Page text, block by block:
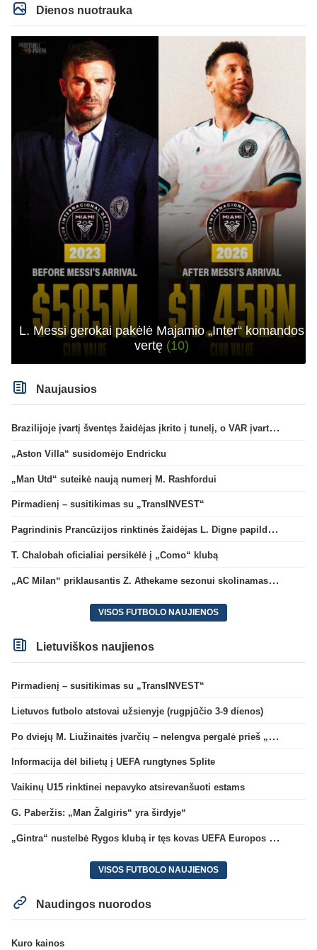
Dienos nuotrauka
L. Messi gerokai pakėlė Majamio „Inter“ komandos
vertę (10)
Naujausios
Brazilijoje įvartį šventęs žaidėjas įkrito į tunelį, o VAR įvartį atšaukė
„Aston Villa“ susidomėjo Endricku
„Man Utd“ suteikė naują numerį M. Rashfordui
Pirmadienį – susitikimas su „TransINVEST“
Pagrindinis Prancūzijos rinktinės žaidėjas L. Digne papildė PSG gretas
T. Chalobah oficialiai persikėlė į „Como“ klubą
„AC Milan“ priklausantis Z. Athekame sezonui skolinamas „Lyon“ ekipai
VISOS FUTBOLO NAUJIENOS
Lietuviškos naujienos
Pirmadienį – susitikimas su „TransINVEST“
Lietuvos futbolo atstovai užsienyje (rugpjūčio 3-9 dienos)
Po dviejų M. Liužinaitės įvarčių – nelengva pergalė prieš „Bangą“
Informacija dėl bilietų į UEFA rungtynes Splite
Vaikinų U15 rinktinei nepavyko atsirevanšuoti estams
G. Paberžis: „Man Žalgiris“ yra širdyje“
„Gintra“ nustelbė Rygos klubą ir tęs kovas UEFA Europos taurės atrankoje
VISOS FUTBOLO NAUJIENOS
Naudingos nuorodos
Kuro kainos